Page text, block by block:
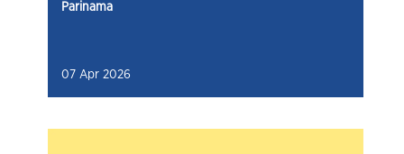
Parinama
07 Apr 2026